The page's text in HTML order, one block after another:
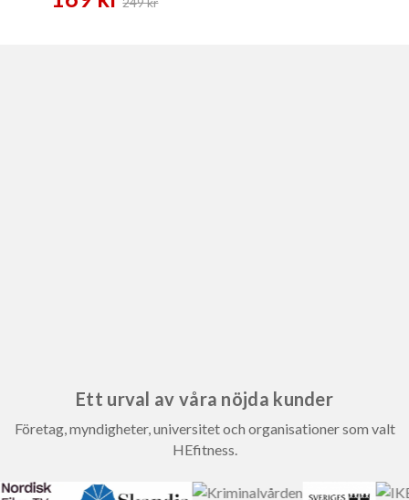
Ett urval av våra nöjda kunder
Företag, myndigheter, universitet och organisationer som valt
HEfitness.